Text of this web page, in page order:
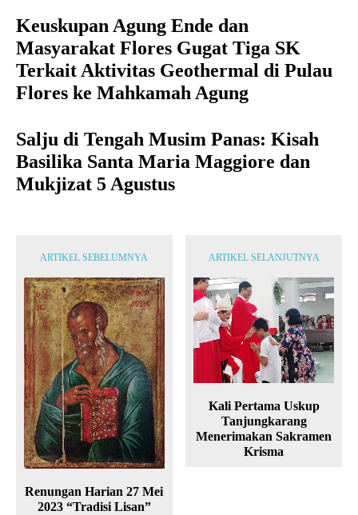
Keuskupan Agung Ende dan
Masyarakat Flores Gugat Tiga SK
Terkait Aktivitas Geothermal di Pulau
Flores ke Mahkamah Agung
Salju di Tengah Musim Panas: Kisah
Basilika Santa Maria Maggiore dan
Mukjizat 5 Agustus
ARTIKEL SEBELUMNYA
Renungan Harian 27 Mei
2023 “Tradisi Lisan”
ARTIKEL SELANJUTNYA
Kali Pertama Uskup
Tanjungkarang
Menerimakan Sakramen
Krisma